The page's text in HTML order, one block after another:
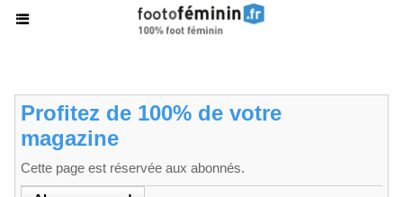
Profitez de 100% de votre
magazine
Cette page est réservée aux abonnés.